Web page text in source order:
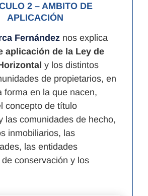
2 – AMBITO DE
APLICACIÓN
Fernández nos explica
aplicación de la Ley de
y los distintos
de propietarios, en
forma en la que nacen,
concepto de título
las comunidades de hecho,
inmobiliarios, las
las entidades
conservación y los